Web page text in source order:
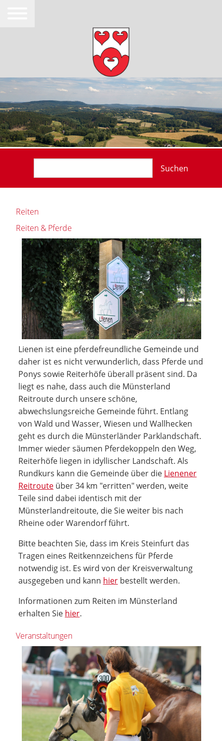
Suchen
Reiten
Reiten & Pferde
Lienen ist eine pferdefreundliche Gemeinde und
daher ist es nicht verwunderlich, dass Pferde und
Ponys sowie Reiterhöfe überall präsent sind. Da
liegt es nahe, dass auch die Münsterland
Reitroute durch unsere schöne,
abwechslungsreiche Gemeinde führt. Entlang
von Wald und Wasser, Wiesen und Wallhecken
geht es durch die Münsterländer Parklandschaft.
Immer wieder säumen Pferdekoppeln den Weg,
Reiterhöfe liegen in idyllischer Landschaft. Als
Rundkurs kann die Gemeinde über die Lienener
Reitrouteüber 34 km "erritten" werden, weite
Teile sind dabei identisch mit der
Münsterlandreitoute, die Sie weiter bis nach
Rheine oder Warendorf führt.
Bitte beachten Sie, dass im Kreis Steinfurt das
Tragen eines Reitkennzeichens für Pferde
notwendig ist. Es wird von der Kreisverwaltung
ausgegeben und kann hierbestellt werden.
Informationen zum Reiten im Münsterland
erhalten Sie hier.
Veranstaltungen